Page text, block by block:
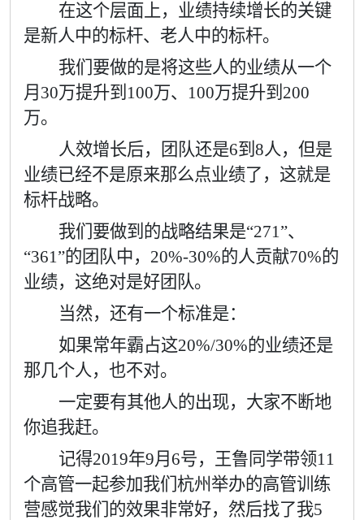
在这个层面上，业绩持续增长的关键
是新人中的标杆、老人中的标杆。
我们要做的是将这些人的业绩从一个
月 30万提升到 100万、 100万提升到 200
万。
人效增长后，团队还是6到 8人，但是
业绩已经不是原来那么点业绩了，这就是
标杆战略。
我们要做到的战略结果是“271”、
“361”的团队中， 20%-30%的人贡献70%的
业绩，这绝对是好团队。
当然，还有一个标准是：
如果常年霸占这20%/30%的业绩还是
那几个人，也不对。
一定要有其他人的出现，大家不断地
你追我赶。
记得2019年9月 6号，王鲁同学带领11
个高管一起参加我们杭州举办的高管训练
营感觉我们的效果非常好，然后找了我5